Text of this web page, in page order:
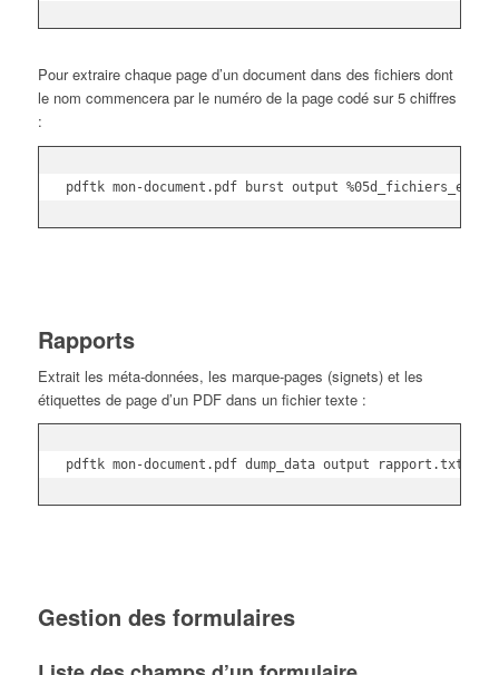
Pour extraire chaque page d’un document dans des fichiers dont
le nom commencera par le numéro de la page codé sur 5 chiffres
:
pdftk mon-document.pdf burst output
Rapports
Extrait les méta-données, les marque-pages (signets) et les
étiquettes de page d’un PDF dans un fichier texte :
pdftk mon-document.pdf dump_data output rapport.txt
Gestion des formulaires